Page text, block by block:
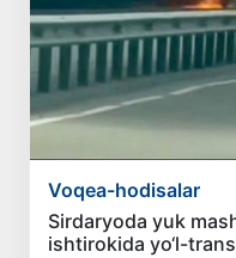
Voqea-hodisalar
Sirdaryoda yuk
ishtirokida yo‘l-